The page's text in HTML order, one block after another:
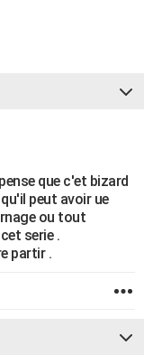
que c'et bizard
peut avoir ue
ou tout
serie .
partir .